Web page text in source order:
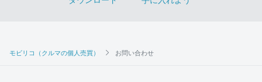
モビリコ（クルマの個人売買） お問い合わせ